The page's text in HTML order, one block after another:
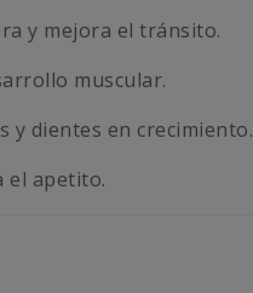
y mejora el tránsito.
muscular.
y dientes en crecimiento.
el apetito.